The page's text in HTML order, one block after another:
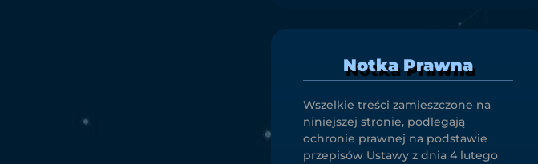
Notka Prawna
Wszelkie treści zamieszczone na
niniejszej stronie, podlegają
ochronie prawnej na podstawie
przepisów Ustawy z dnia 4 lutego